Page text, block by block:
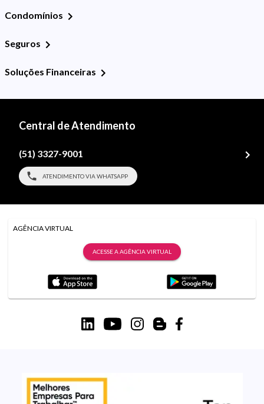
Condomínios
Seguros
Soluções Financeiras
Central de Atendimento
(51) 3327-9001
ATENDIMENTO VIA WHATSAPP
AGÊNCIA VIRTUAL
ACESSE A AGÊNCIA VIRTUAL